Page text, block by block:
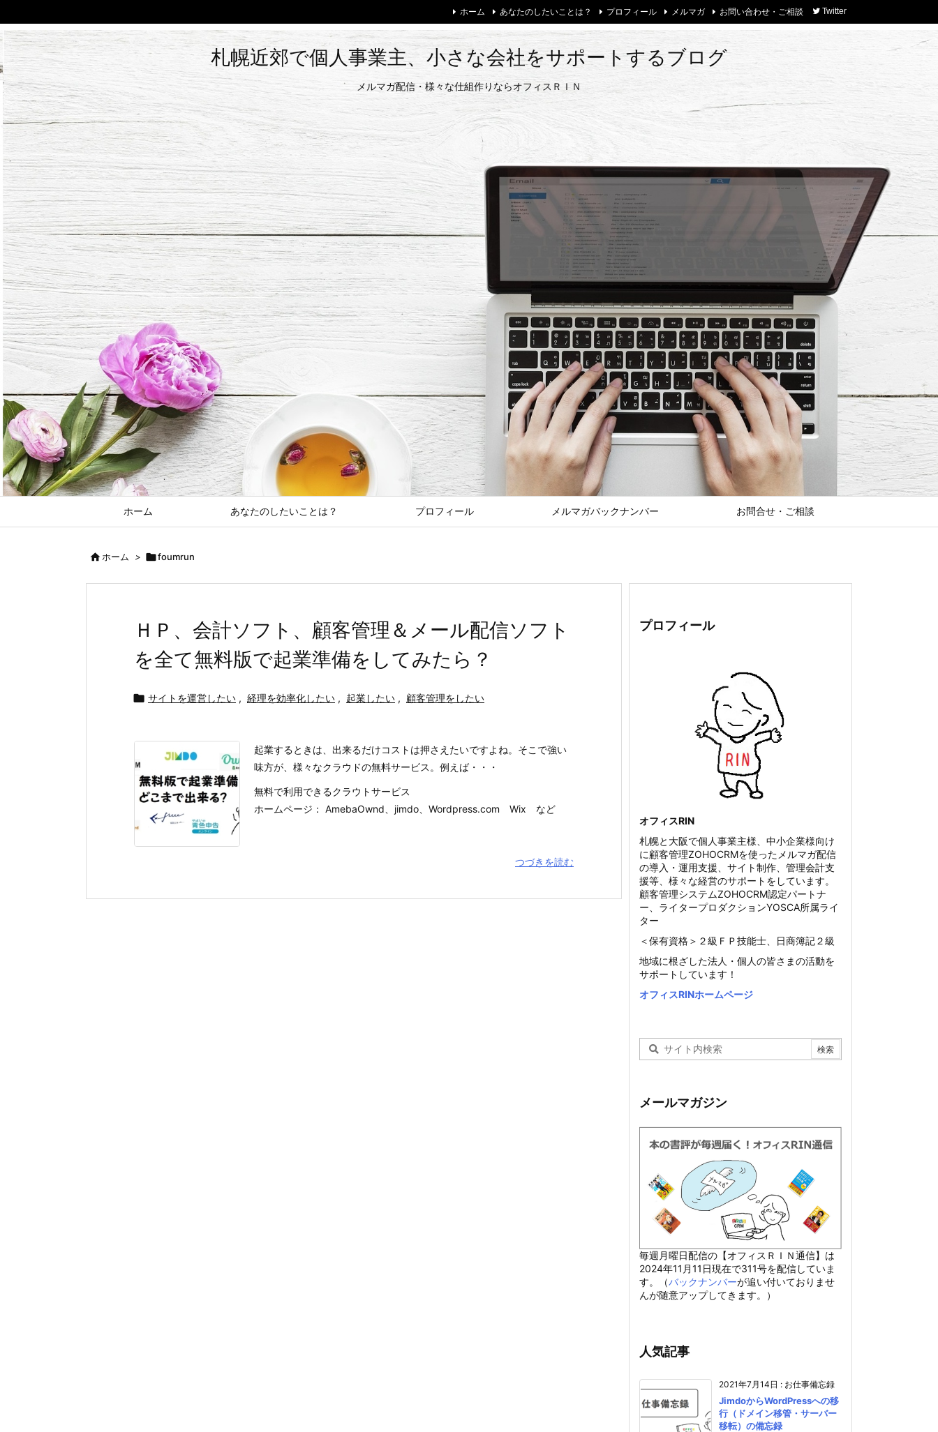
札幌近郊で個人事業主、小さな会社をサポートするブログ
メルマガ配信・様々な仕組作りならオフィスＲＩＮ
ホーム あなたのしたいことは？ プロフィール メルマガバックナンバー お問合せ・ご相談
ホーム あなたのしたいことは？ プロフィール メルマガ お問い合わせ・ご相談 Twitter
ホーム > foumrun
ＨＰ、会計ソフト、顧客管理＆メール配信ソフト
を全て無料版で起業準備をしてみたら？
 サイトを運営したい , 経理を効率化したい , 起業したい , 顧客管理をしたい
起業するときは、出来るだけコストは押さえたいですよね。そこで強い
味方が、様々なクラウドの無料サービス。例えば・・・
無料で利用できるクラウトサービス
ホームページ： AmebaOwnd、jimdo、Wordpress.com Wix など
つづきを読む
プロフィール
オフィスRIN
札幌と大阪で個人事業主様、中小企業様向け
に顧客管理ZOHOCRMを使ったメルマガ配信
の導入・運用支援、サイト制作、管理会計支
援等、様々な経営のサポートをしています。
顧客管理システムZOHOCRM認定パートナ
ー、ライタープロダクションYOSCA所属ライ
ター
＜保有資格＞２級ＦＰ技能士、日商簿記２級
地域に根ざした法人・個人の皆さまの活動を
サポートしています！
オフィスRINホームページ
メールマガジン
毎週月曜日配信の【オフィスＲＩＮ通信】は
2024年11月11日現在で311号を配信していま
す。（バックナンバーが追い付いておりませ
んが随意アップしてきます。）
人気記事
2021年7月14日 : お仕事備忘録
JimdoからWordPressへの移
行（ドメイン移管・サーバー
移転）の備忘録